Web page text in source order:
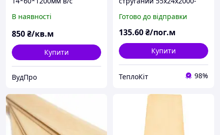
В наявності
850₴/кв.м
Купити
ВудПро
Готово до відправки
135.60₴/пог.м
Купити
ТеплоКіт 98%